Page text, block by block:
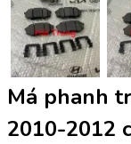
Má phanh
2010-2012